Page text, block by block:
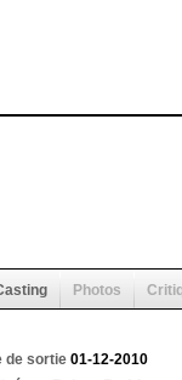
Photos
de sortie 01-12-2010